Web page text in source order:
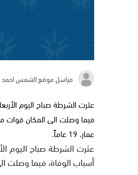
مراسل موقع الشمس احمد
عمار، 19 عاماً،
أسباب الوفاة، فيما وصلت